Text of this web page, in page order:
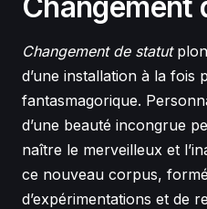
Changement de statut
d’une installation à la fois
fantasmagorique.
d’une beauté incongrue
naître le merveilleux et
ce nouveau corpus,
d’expérimentations et de